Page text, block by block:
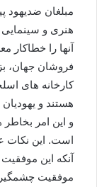
مبلغان ضدیهود
هنری و سینمایی
آنها را خطاکار
فروشان جهان،
کارخانه های
هستند و
و این امر
است. این نکات
آنکه این
موفقیت